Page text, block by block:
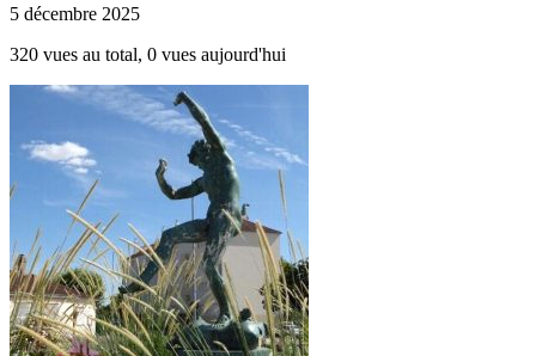
5 décembre 2025
320 vues au total, 0 vues aujourd'hui